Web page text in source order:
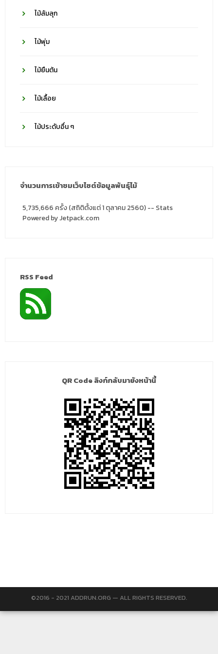
ไม้ล้มลุก
ไม้พุ่ม
ไม้ยืนต้น
ไม้เลื้อย
ไม้ประดับอื่น ๆ
จำนวนการเข้าชมเว็บไซต์ข้อมูลพันธุ์ไม้
5,735,666 ครั้ง (สถิติตั้งแต่ 1 ตุลาคม 2560) -- Stats
Powered by Jetpack.com
RSS Feed
QR Code ลิงก์กลับมายังหน้านี้
©2016 - 2021 ADDRUN.ORG — ALL RIGHTS RESERVED.